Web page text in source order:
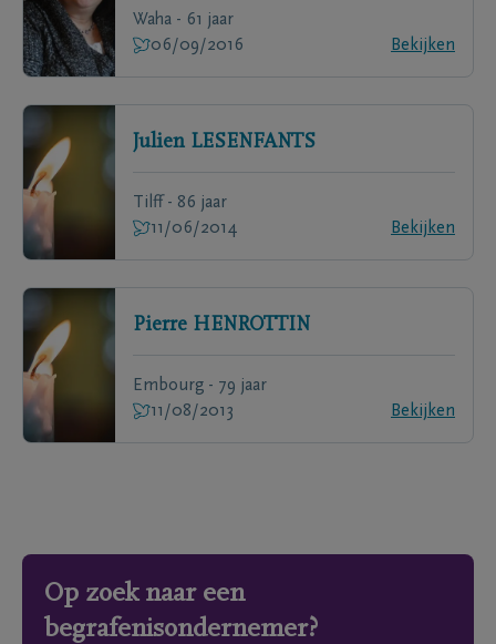
Waha - 61 jaar
06/09/2016
Bekijken
Julien LESENFANTS
Tilff - 86 jaar
11/06/2014
Bekijken
Pierre HENROTTIN
Embourg - 79 jaar
11/08/2013
Bekijken
Op zoek naar een
begrafenisondernemer?